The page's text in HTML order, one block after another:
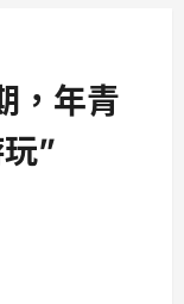
，年青
”